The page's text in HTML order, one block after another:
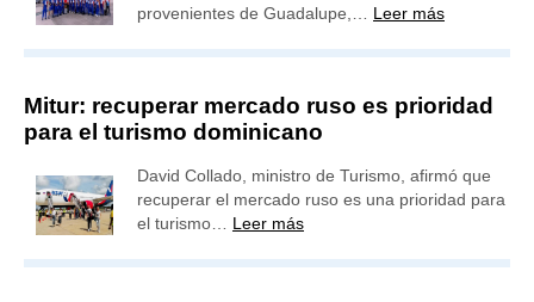
provenientes de Guadalupe,… Leer más
Mitur: recuperar mercado ruso es prioridad
para el turismo dominicano
David Collado, ministro de Turismo, afirmó que
recuperar el mercado ruso es una prioridad para
el turismo… Leer más